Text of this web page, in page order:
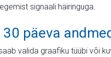
signaali häiringuga.
päeva
valida graafiku tüübi või